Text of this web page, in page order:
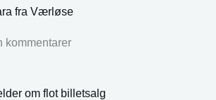
fra Værløse
kommentarer
om flot billetsalg